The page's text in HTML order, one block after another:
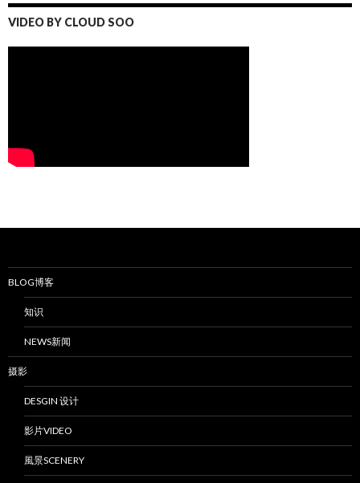
VIDEO BY CLOUD SOO
BLOG博客
知识
NEWS新闻
摄影
DESGIN 设计
影片VIDEO
風景SCENERY